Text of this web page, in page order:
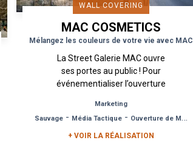
WALL COVERING
MAC COSMETICS
Mélangez les couleurs de votre vie avec MAC
La Street Galerie MAC ouvre
ses portes au public ! Pour
événementialiser l’ouverture
plein cœur du Marais,
l’enseigne MAC spécialisée...
Marketing
Sauvage- Média Tactique- Ouverture de Magasin
+ VOIR LA RÉALISATION